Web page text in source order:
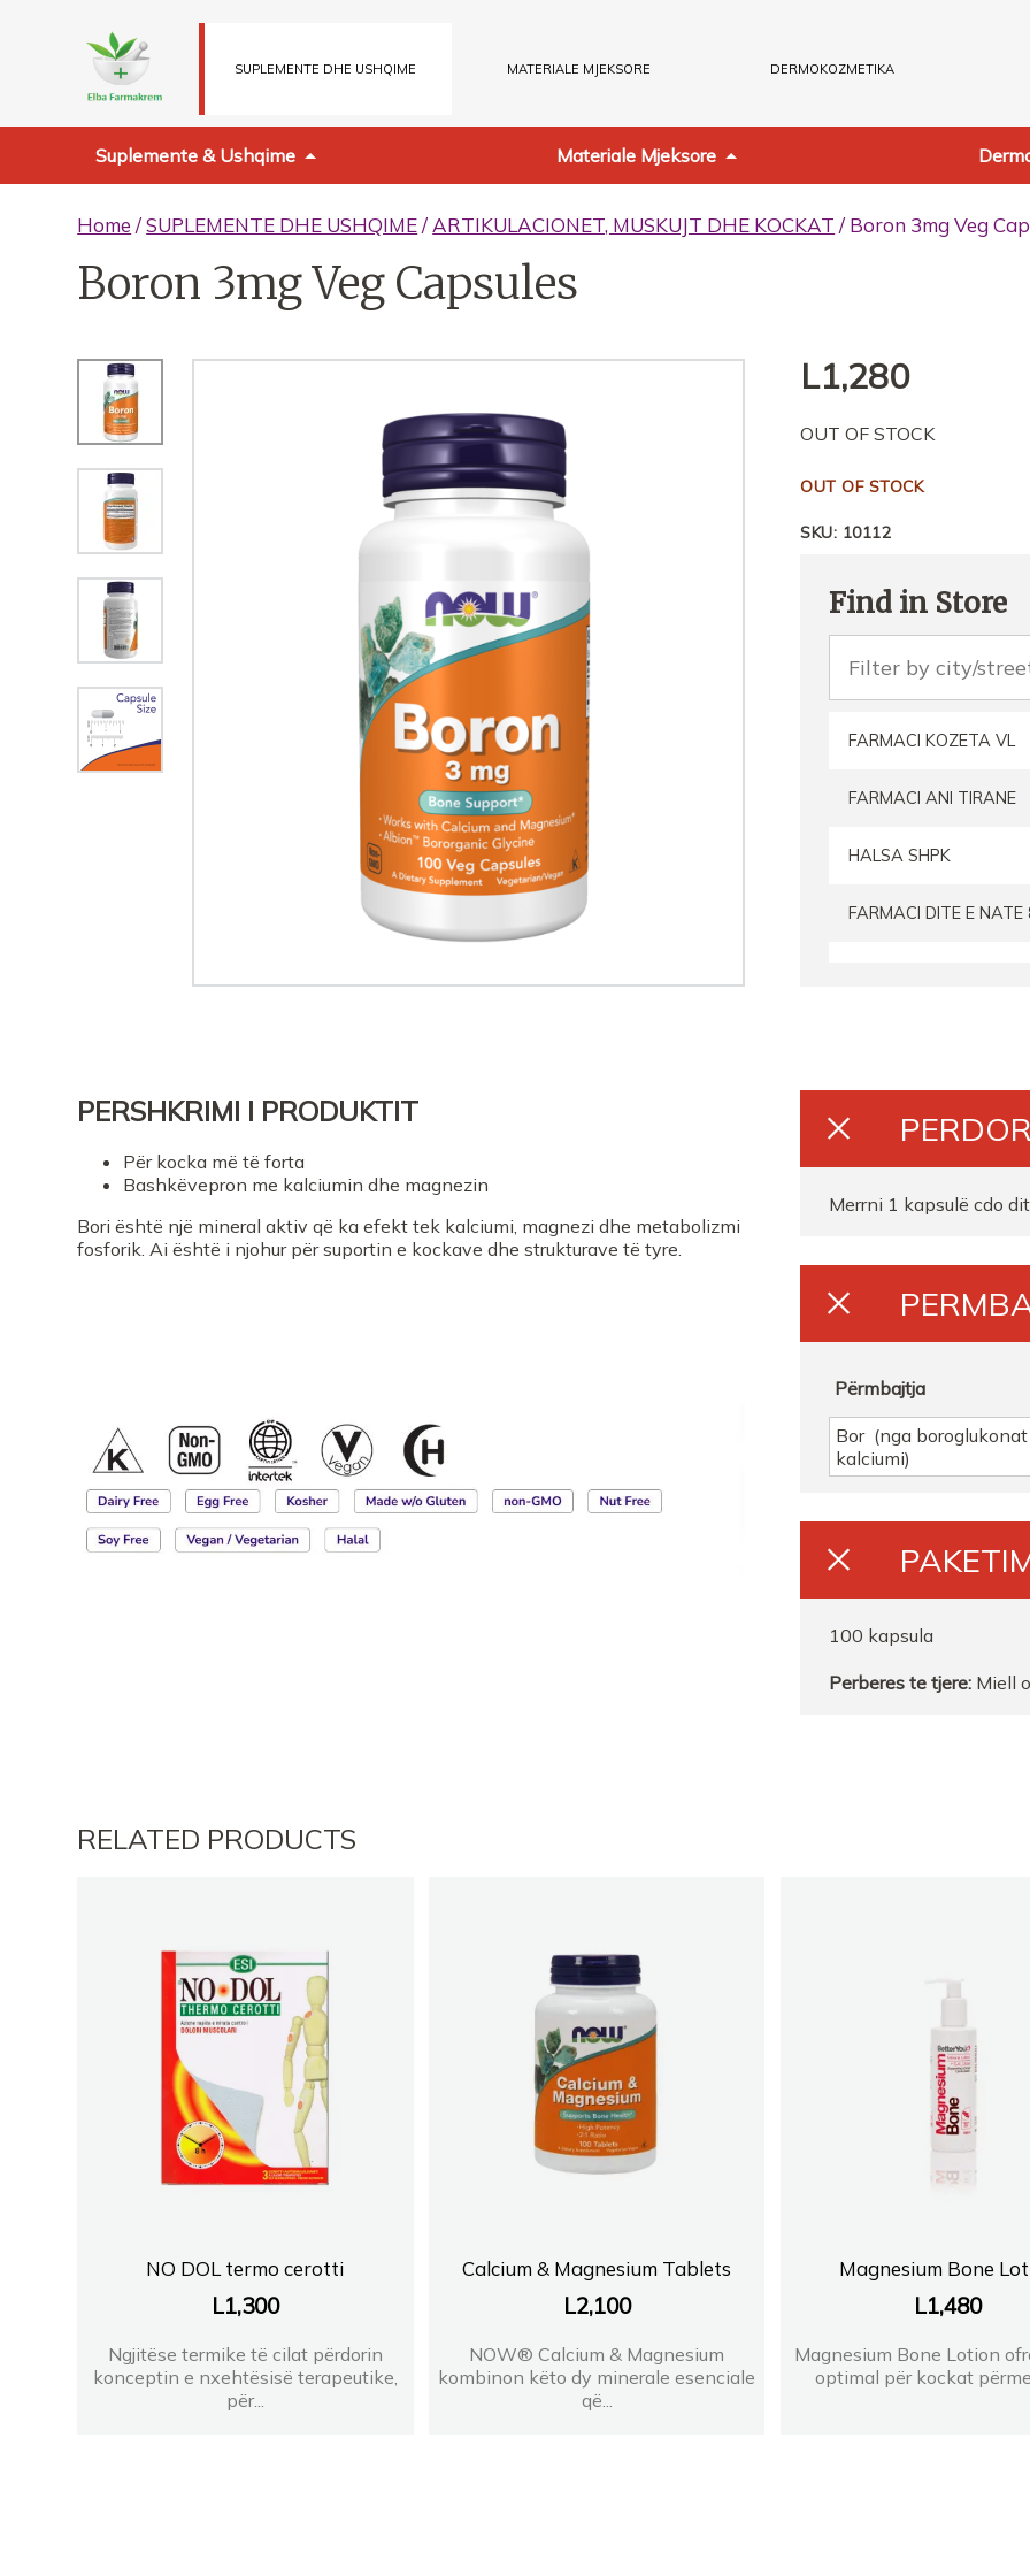
SUPLEMENTE DHE USHQIME MATERIALE MJEKSORE DERMOKOZMETIKA
Suplemente & Ushqime Materiale Mjeksore
Home /SUPLEMENTE DHE USHQIME/ARTIKULACIONET, MUSKUJT DHE KOCKAT / Boron 3mg Veg
Boron 3mg Veg Capsules
L1,280
OUT OF STOCK
OUT OF STOCK
SKU: 10112
Find in Store
FARMACI KOZETA VL
FARMACI ANI TIRANE
HALSA SHPK
FARMACI DITE E NATE
Farmaci Mona Tr
Farmaci Elda
Farmaci Premium
FARMACI NECKASR
FARMACI FARMASOL
FARMACI
Farmaci Deni Pharmacy
PERSHKRIMI I PRODUKTIT
Për kocka më të forta
Bashkëvepron me kalciumin dhe magnezin
Bori është një mineral aktiv që ka efekt tek kalciumi, magnezi dhe metabolizmi
fosforik. Ai është i njohur për suportin e kockave dhe strukturave të tyre.
Merrni 1 kapsulë cdo
Përmbajtja
Bor (nga boroglukonat
kalciumi)
100 kapsula
Perberes te tjere: Miell
RELATED PRODUCTS
NO DOL termo cerotti
L1,300
Ngjitëse termike të cilat përdorin
konceptin e nxehtësisë terapeutike,
për...
Calcium & Magnesium Tablets
L2,100
NOW® Calcium & Magnesium
kombinon këto dy minerale esenciale
që...
Magnesium Bone
L1,480
Magnesium Bone Lotion
optimal për kockat